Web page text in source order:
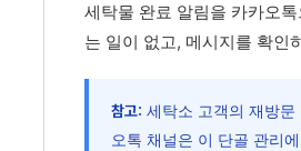
세탁물 완료 알림을 카카오
는 일이 없고, 메시지를 확인
참고: 세탁소 고객의 재방
오톡 채널은 이 단골 관리